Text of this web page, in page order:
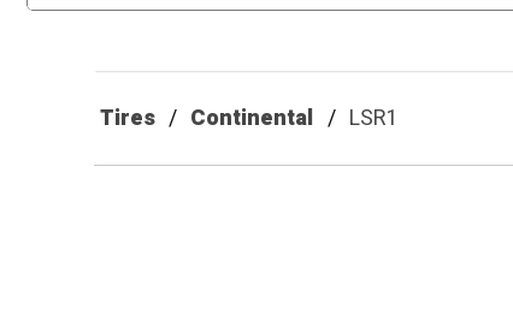
Tires Continental LSR1